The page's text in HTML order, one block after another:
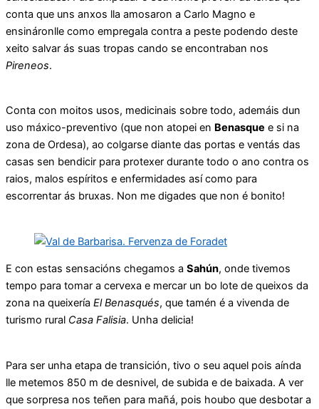
conta que uns anxos lla amosaron a Carlo Magno e
ensináronlle como empregala contra a peste podendo deste
xeito salvar ás suas tropas cando se encontraban nos
Pireneos.
Conta con moitos usos, medicinais sobre todo, ademáis dun
uso máxico-preventivo (que non atopei en Benasque e si na
zona de Ordesa), ao colgarse diante das portas e ventás das
casas sen bendicir para protexer durante todo o ano contra os
raios, malos espíritos e enfermidades así como para
escorrentar ás bruxas. Non me digades que non é bonito!
E con estas sensacións chegamos a Sahún, onde tivemos
tempo para tomar a cervexa e mercar un bo lote de queixos da
zona na queixería El Benasqués, que tamén é a vivenda de
turismo rural Casa Falisia. Unha delicia!
Para ser unha etapa de transición, tivo o seu aquel pois aínda
lle metemos 850 m de desnivel, de subida e de baixada. A ver
que sorpresa nos teñen para mañá, pois houbo que desbotar a